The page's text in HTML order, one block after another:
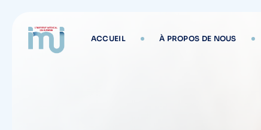
content
ACCUEIL À PROPOS DE NOUS